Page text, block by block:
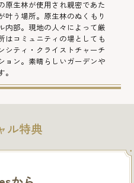
原生林が使用され親密であた
叶う場所。原生林のぬくもり
内部。現地の人々によって厳
はコミュニティの場としても
シティ・クライストチャーチ
ョン。素晴らしいガーデンや
ル特典